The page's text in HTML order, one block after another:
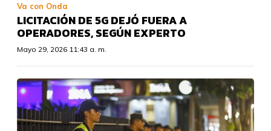
Va con Onda
LICITACIÓN DE 5G DEJÓ FUERA A
OPERADORES, SEGÚN EXPERTO
Mayo 29, 2026 11:43 a. m.